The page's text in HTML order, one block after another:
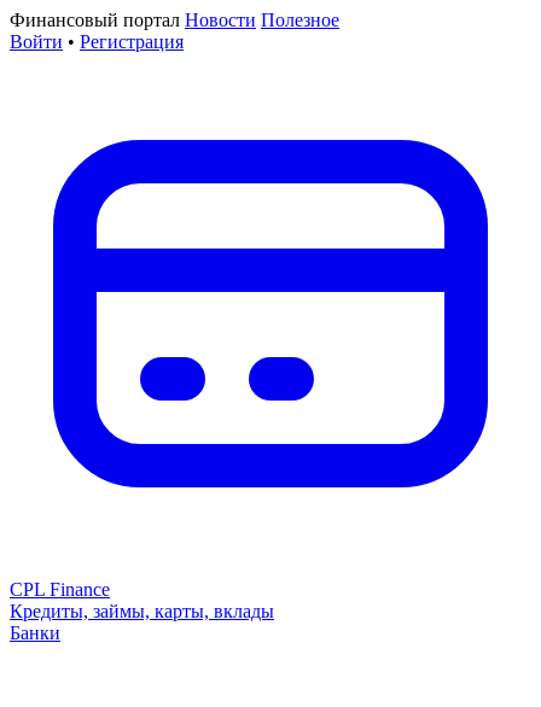
Финансовый портал Новости Полезное
Войти • Регистрация
CPL Finance
Кредиты, займы, карты, вклады
Банки